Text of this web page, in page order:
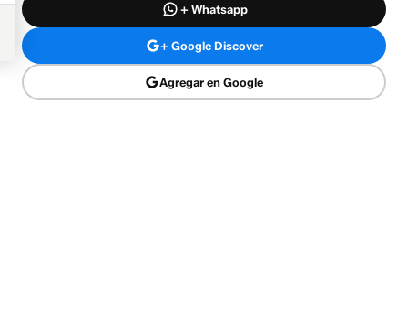
+ Whatsapp
+ Google Discover
Agregar en Google